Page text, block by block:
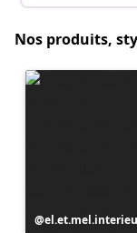
Nos produits,
Publication